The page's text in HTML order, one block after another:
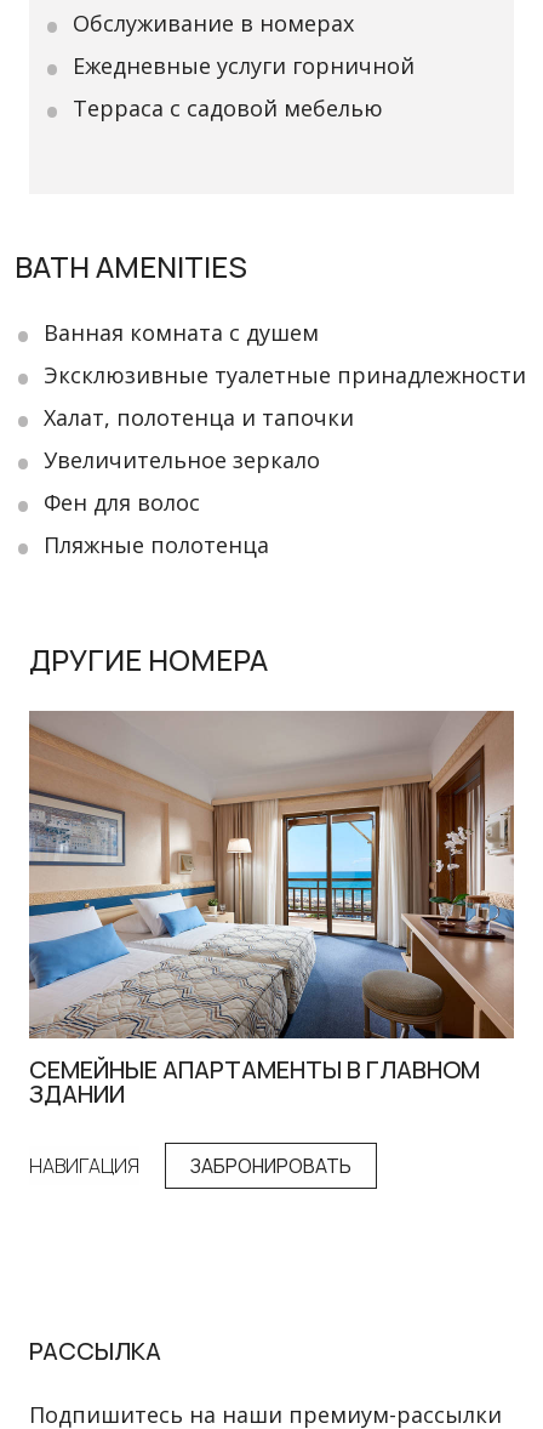
Обслуживание в номерах
Ежедневные услуги горничной
Терраса с садовой мебелью
BATH AMENITIES
Ванная комната с душем
Эксклюзивные туалетные принадлежности
Халат, полотенца и тапочки
Увеличительное зеркало
Фен для волос
Пляжные полотенца
ДРУГИЕ НОМЕРА
СЕМЕЙНЫЕ АПАРТАМЕНТЫ В ГЛАВНОМ
ЗДАНИИ
НАВИГАЦИЯ ЗАБРОНИРОВАТЬ
РАССЫЛКА
Подпишитесь на наши премиум-рассылки